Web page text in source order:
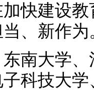
快建设
、新作为
大学、
科技大